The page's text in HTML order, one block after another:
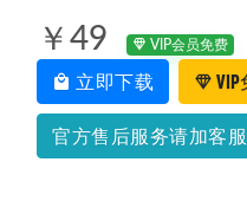
￥49 VIP会员免费
立即下载
官方售后服务请加客
有道2024张博文高二政治
初中生物网课人教版初二
06-03